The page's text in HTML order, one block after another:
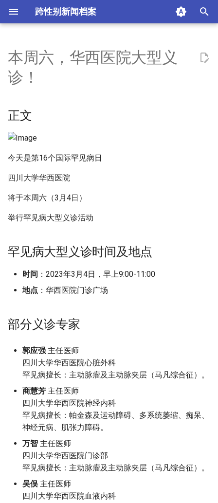
跨性别新闻档案
a
l
h
正文
部分义诊专家
什么是罕见病？
参与义诊注意事项
罕见病患者就诊绿色通道
地点
工作时间
附加信息 [Processed Page
本周六，华西医院大型义
诊！
正文
今天是第16个国际罕见病日
四川大学华西医院
将于本周六（3月4日）
举行罕见病大型义诊活动
罕见病大型义诊时间及地点
时间 ：2023年3月4日，早上9:00-11:00
地点 ：华西医院门诊广场
部分义诊专家
郭应强 主任医师
四川大学华西医院心脏外科
罕见病擅长：主动脉瘤及主动脉夹层（马凡综合征）。
商慧芳 主任医师
四川大学华西医院神经内科
罕见病擅长：帕金森及运动障碍、多系统萎缩、痴呆、
神经元病、肌张力障碍。
万智 主任医师
四川大学华西医院门诊部
罕见病擅长：主动脉瘤及主动脉夹层（马凡综合征）。
吴俣主任医师
四川大学华西医院血液内科